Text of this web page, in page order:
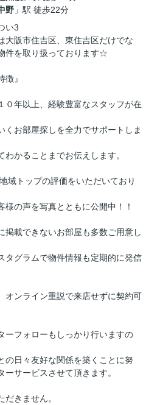
野 」駅 徒歩22分
い3
大阪市住吉区、東住吉区だけでな
件を取り扱っております☆
徴』
年以上、経験豊富なスタッフが在
くお部屋探しを全力でサポートしま
わかることまでお伝えします。
域トップの評価をいただいており
様の声を写真とともに公開中！！
載できないお部屋も多数ご用意し
タグラムで物件情報も定期的に発信
ンライン重説で来店せずに契約可
フォローもしっかり行いますの
の日々友好な関係を築くことに努
ーサービスさせて頂きます。
きません。